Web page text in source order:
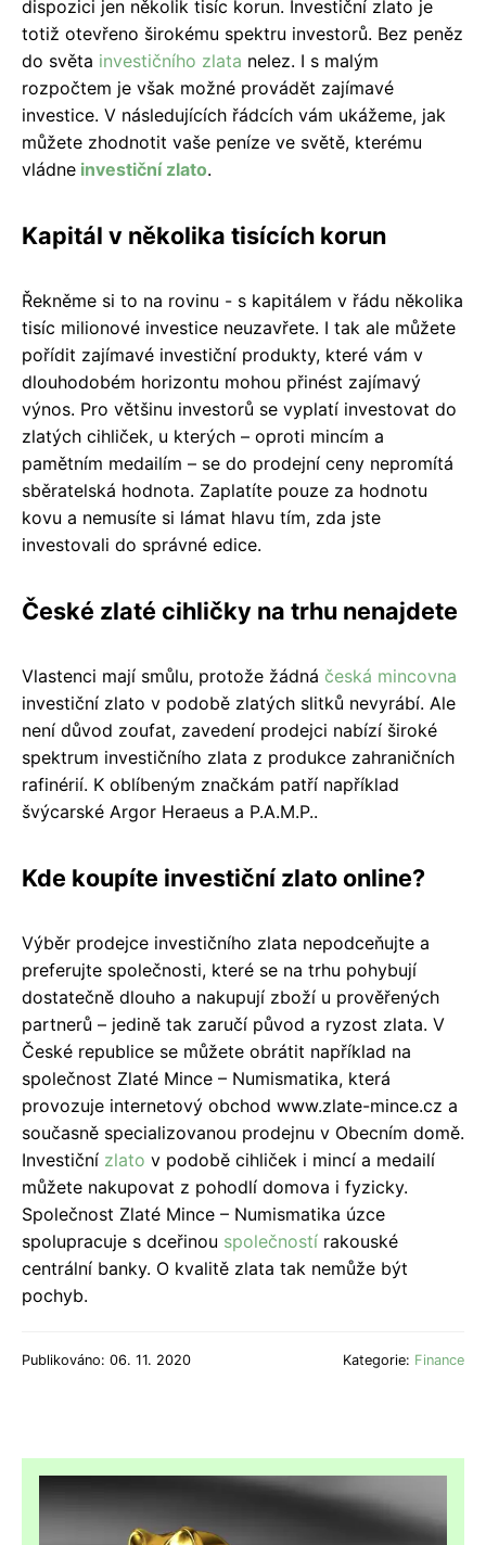
dispozici jen několik tisíc korun. Investiční zlato je
totiž otevřeno širokému spektru investorů. Bez peněz
do světa investičního zlata nelez. I s malým
rozpočtem je však možné provádět zajímavé
investice. V následujících řádcích vám ukážeme, jak
můžete zhodnotit vaše peníze ve světě, kterému
vládne investiční zlato.
Kapitál v několika tisících korun
Řekněme si to na rovinu - s kapitálem v řádu několika
tisíc milionové investice neuzavřete. I tak ale můžete
pořídit zajímavé investiční produkty, které vám v
dlouhodobém horizontu mohou přinést zajímavý
výnos. Pro většinu investorů se vyplatí investovat do
zlatých cihliček, u kterých – oproti mincím a
pamětním medailím – se do prodejní ceny nepromítá
sběratelská hodnota. Zaplatíte pouze za hodnotu
kovu a nemusíte si lámat hlavu tím, zda jste
investovali do správné edice.
České zlaté cihličky na trhu nenajdete
Vlastenci mají smůlu, protože žádná česká mincovna
investiční zlato v podobě zlatých slitků nevyrábí. Ale
není důvod zoufat, zavedení prodejci nabízí široké
spektrum investičního zlata z produkce zahraničních
rafinérií. K oblíbeným značkám patří například
švýcarské Argor Heraeus a P.A.M.P..
Kde koupíte investiční zlato online?
Výběr prodejce investičního zlata nepodceňujte a
preferujte společnosti, které se na trhu pohybují
dostatečně dlouho a nakupují zboží u prověřených
partnerů – jedině tak zaručí původ a ryzost zlata. V
České republice se můžete obrátit například na
společnost Zlaté Mince – Numismatika, která
provozuje internetový obchod www.zlate-mince.cz a
současně specializovanou prodejnu v Obecním domě.
Investiční zlato v podobě cihliček i mincí a medailí
můžete nakupovat z pohodlí domova i fyzicky.
Společnost Zlaté Mince – Numismatika úzce
spolupracuje s dceřinou společností rakouské
centrální banky. O kvalitě zlata tak nemůže být
pochyb.
Publikováno: 06. 11. 2020 Kategorie: Finance